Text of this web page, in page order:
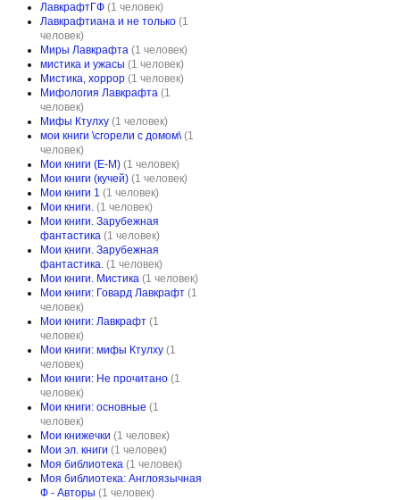
ЛавкрафтГФ (1 человек)
Лавкрафтиана и не только (1
человек)
Миры Лавкрафта (1 человек)
мистика и ужасы (1 человек)
Мистика, хоррор (1 человек)
Мифология Лавкрафта (1
человек)
Мифы Ктулху (1 человек)
мои книги \сгорели с домом\ (1
человек)
Мои книги (Е-М) (1 человек)
Мои книги (кучей) (1 человек)
Мои книги 1 (1 человек)
Мои книги. (1 человек)
Мои книги. Зарубежная
фантастика (1 человек)
Мои книги. Зарубежная
фантастика. (1 человек)
Мои книги. Мистика (1 человек)
Мои книги: Говард Лавкрафт (1
человек)
Мои книги: Лавкрафт (1
человек)
Мои книги: мифы Ктулху (1
человек)
Мои книги: Не прочитано (1
человек)
Мои книги: основные (1
человек)
Мои книжечки (1 человек)
Мои эл. книги (1 человек)
Моя библиотека (1 человек)
Моя библиотека: Англоязычная
Ф - Авторы (1 человек)